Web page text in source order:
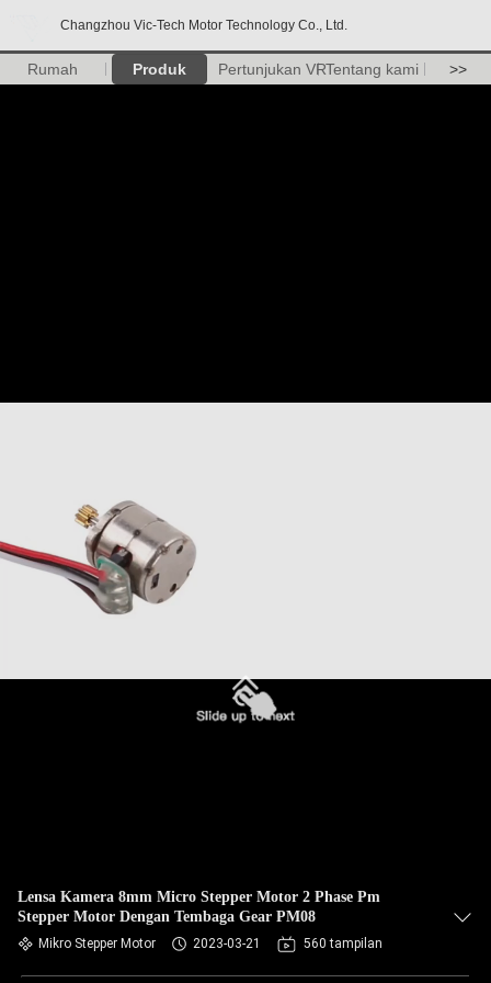
Changzhou Vic-Tech Motor Technology Co., Ltd.
Rumah Produk Pertunjukan VRTentang kami >>
Lensa Kamera 8mm Micro Stepper Motor 2 Phase Pm
Stepper Motor Dengan Tembaga Gear PM08
Mikro Stepper Motor 2023-03-21 560 tampilan